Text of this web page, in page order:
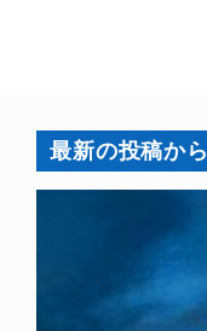
最新の投稿から